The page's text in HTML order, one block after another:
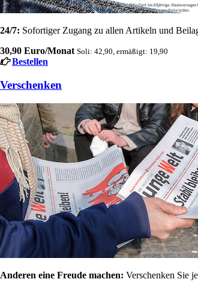
24/7: Sofortiger Zugang zu allen Artikeln und
30,90 Euro/Monat Soli: 42,90, ermäßigt: 19,90
Bestellen
Verschenken
Anderen eine Freude machen: Verschenken Sie